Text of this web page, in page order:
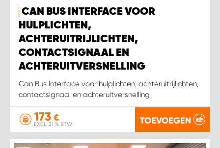
CAN BUS INTERFACE VOOR
HULPLICHTEN,
ACHTERUITRIJLICHTEN,
CONTACTSIGNAAL EN
ACHTERUITVERSNELLING
Can Bus Interface voor hulplichten, achteruitrijlichten,
contactsignaal en achteruitversnelling
173 €
EXCL. 21 % BTW TOEVOEGEN